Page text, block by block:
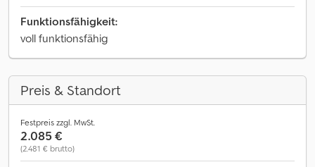
Funktionsfähigkeit:
voll funktionsfähig
Preis & Standort
Festpreis zzgl. MwSt.
2.085 €
(2.481 € brutto)